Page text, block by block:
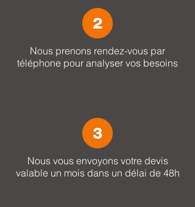
Nous prenons rendez-vous par
téléphone pour analyser vos besoins
Nous vous envoyons votre devis
valable un mois dans un délai de 48h